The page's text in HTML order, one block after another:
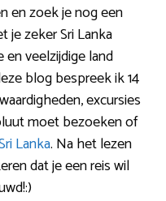
en zoek je nog een
je zeker Sri Lanka
veelzijdige land
blog bespreek ik 14
excursies
moet bezoeken of
Lanka. Na het lezen
dat je een reis wil